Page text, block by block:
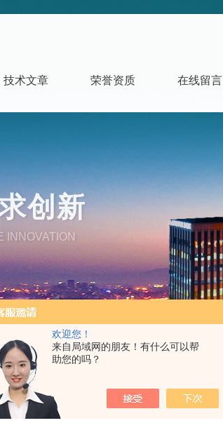
欢迎您！
来自局域网的朋友！有什么可以帮
助您的吗？
技术文章 荣誉资质 在线留言
创新
INNOVATION